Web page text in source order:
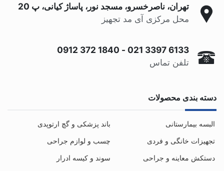
تهران، ناصرخسرو، مسجد نور، پاساژ کیانی، پ 20
محل مرکزی آی مد تجهیز
021 3397 6133
-
0912 372 1840
تلفن تماس
دسته بندی محصولات
البسه بیمارستانی
باند پزشکی و گچ ارتوپدی
تجهیزات خانگی و فردی
چسب و لوازم جراحی
دستکش معاینه و جراحی
سوند و کیسه ادرار